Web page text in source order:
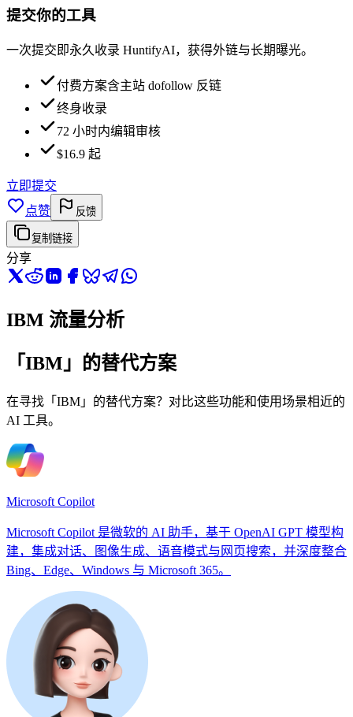
提交你的工具
一次提交即永久收录 HuntifyAI，获得外链与长期曝光。
付费方案含主站 dofollow 反链
终身收录
72 小时内编辑审核
$16.9 起
立即提交
点赞
反馈
复制链接
分享
IBM 流量分析
「IBM」的替代方案
在寻找「IBM」的替代方案？对比这些功能和使用场景相近的
AI 工具。
Microsoft Copilot
Microsoft Copilot 是微软的 AI 助手，基于 OpenAI GPT 模型构
建，集成对话、图像生成、语音模式与网页搜索，并深度整合
Bing、Edge、Windows 与 Microsoft 365。